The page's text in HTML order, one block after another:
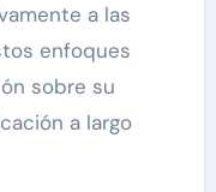
a las
enfoques
sobre su
a largo